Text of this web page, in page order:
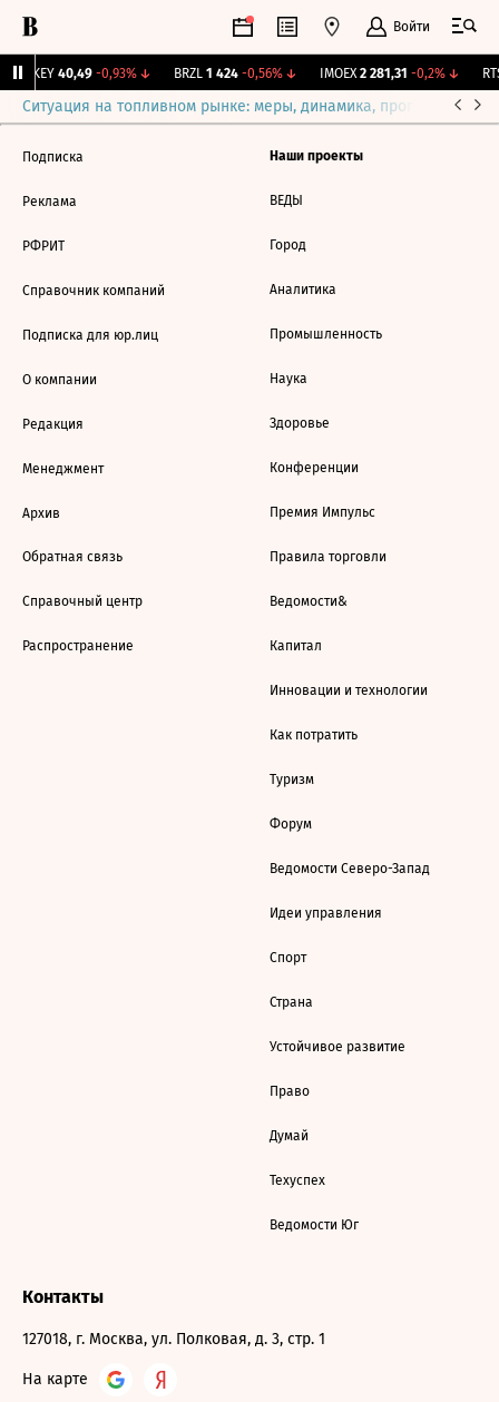
Войти
OKEY 40,49 -0,93%↓ BRZL 1 424 -0,56%↓ IMOEX 2 281,31 -0,2%↓
Ситуация на топливном рынке: меры, динамика, прогнозы
Подписка
Реклама
РФРИТ
Справочник компаний
Подписка для юр.лиц
О компании
Редакция
Менеджмент
Архив
Обратная связь
Справочный центр
Распространение
Наши проекты
ВЕДЫ
Город
Аналитика
Промышленность
Наука
Здоровье
Конференции
Премия Импульс
Правила торговли
Ведомости&
Капитал
Инновации и технологии
Как потратить
Туризм
Форум
Ведомости Северо-Запад
Идеи управления
Спорт
Страна
Устойчивое развитие
Право
Думай
Техуспех
Ведомости Юг
Контакты
127018, г. Москва, ул. Полковая, д. 3, стр. 1
На карте